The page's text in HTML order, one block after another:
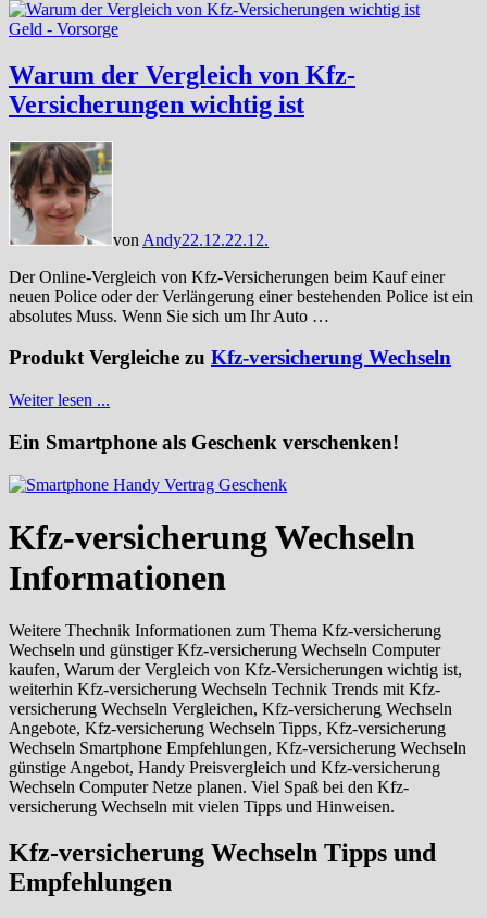
Geld - Vorsorge
Warum der Vergleich von Kfz-
Versicherungen wichtig ist
von Andy22.12.22.12.
Der Online-Vergleich von Kfz-Versicherungen beim Kauf einer
neuen Police oder der Verlängerung einer bestehenden Police ist ein
absolutes Muss. Wenn Sie sich um Ihr Auto …
Produkt Vergleiche zu Kfz-versicherung Wechseln
Weiter lesen ...
Ein Smartphone als Geschenk verschenken!
Kfz-versicherung Wechseln
Informationen
Weitere Thechnik Informationen zum Thema Kfz-versicherung
Wechseln und günstiger Kfz-versicherung Wechseln Computer
kaufen, Warum der Vergleich von Kfz-Versicherungen wichtig ist,
weiterhin Kfz-versicherung Wechseln Technik Trends mit Kfz-
versicherung Wechseln Vergleichen, Kfz-versicherung Wechseln
Angebote, Kfz-versicherung Wechseln Tipps, Kfz-versicherung
Wechseln Smartphone Empfehlungen, Kfz-versicherung Wechseln
günstige Angebot, Handy Preisvergleich und Kfz-versicherung
Wechseln Computer Netze planen. Viel Spaß bei den Kfz-
versicherung Wechseln mit vielen Tipps und Hinweisen.
Kfz-versicherung Wechseln Tipps und
Empfehlungen